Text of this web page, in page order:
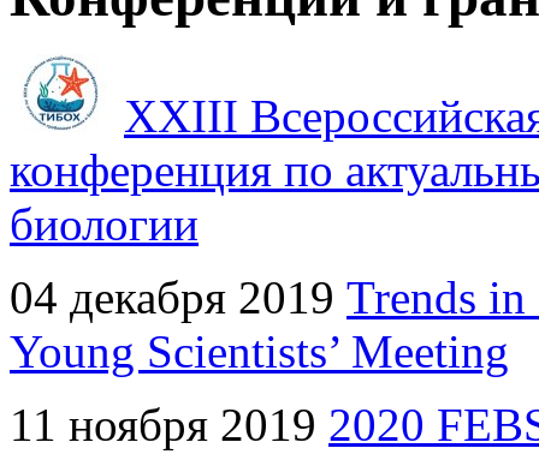
XXIII
конференция по
биологии
04 декабря 2019 Trends in
Young Scientists’ Meeting
11 ноября 2019 2020